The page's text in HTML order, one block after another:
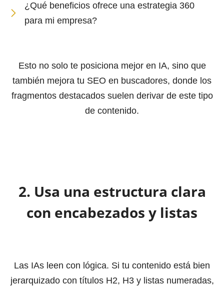
¿Qué beneficios ofrece una estrategia 360
para mi empresa?
Esto no solo te posiciona mejor en IA, sino que
también mejora tu SEO en buscadores, donde los
fragmentos destacados suelen derivar de este tipo
de contenido.
2. Usa una estructura clara
con encabezados y listas
Las IAs leen con lógica. Si tu contenido está bien
jerarquizado con títulos H2, H3 y listas numeradas,